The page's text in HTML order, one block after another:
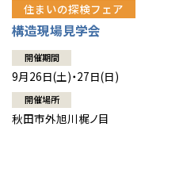
住まいの探検フェア
構造現場見学会
開催期間
9月26日(土)・27日(日)
開催場所
秋田市外旭川梶ノ目